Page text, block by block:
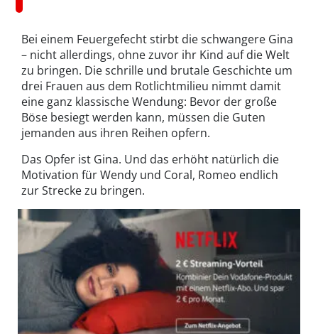
Bei einem Feuergefecht stirbt die schwangere Gina
– nicht allerdings, ohne zuvor ihr Kind auf die Welt
zu bringen. Die schrille und brutale Geschichte um
drei Frauen aus dem Rotlichtmilieu nimmt damit
eine ganz klassische Wendung: Bevor der große
Böse besiegt werden kann, müssen die Guten
jemanden aus ihren Reihen opfern.
Das Opfer ist Gina. Und das erhöht natürlich die
Motivation für Wendy und Coral, Romeo endlich
zur Strecke zu bringen.